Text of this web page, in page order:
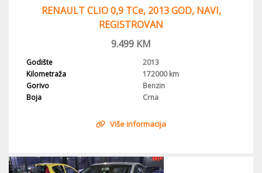
RENAULT CLIO 0,9 TCe, 2013 GOD, NAVI,
REGISTROVAN
9.499 KM
Godište
2013
Kilometraža
172000 km
Gorivo
Benzin
Boja
Crna
Više informacija